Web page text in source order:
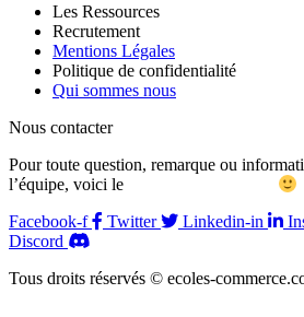
Les Ressources
Recrutement
Mentions Légales
Politique de confidentialité
Qui sommes nous
Nous contacter
Pour toute question, remarque ou
l’équipe, voici le
Facebook-f
Twitter Linkedin-in
Discord
Tous droits réservés © ecoles-